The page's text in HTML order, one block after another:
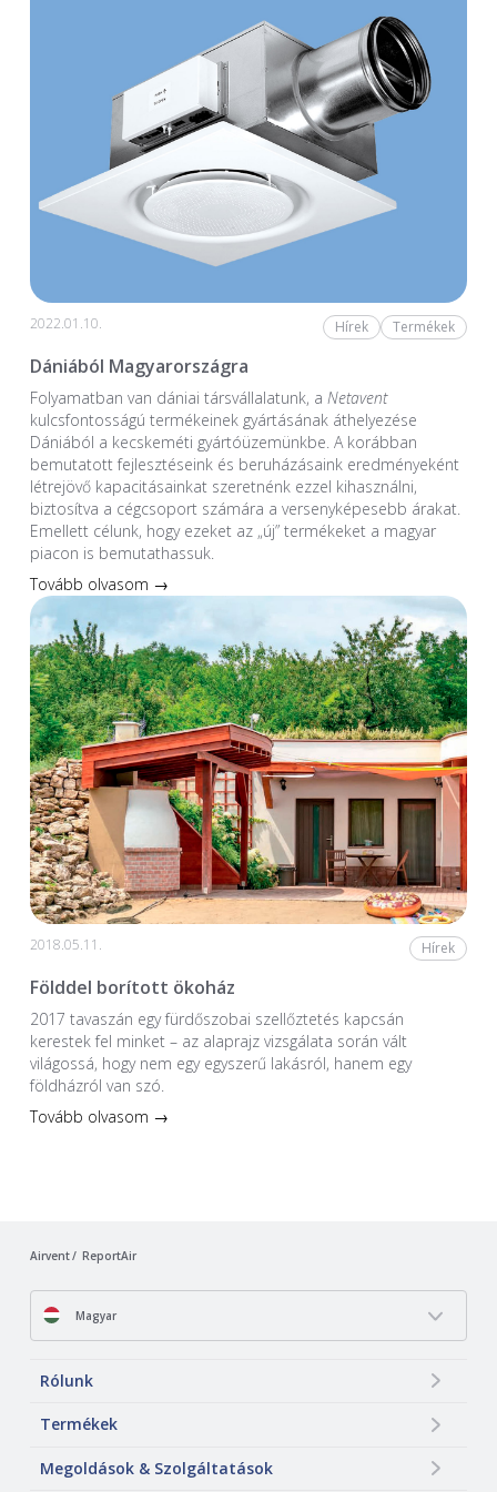
2022.01.10. Hírek Termékek
Dániából Magyarországra
Folyamatban van dániai társvállalatunk, a Netavent
kulcsfontosságú termékeinek gyártásának áthelyezése
Dániából a kecskeméti gyártóüzemünkbe. A korábban
bemutatott fejlesztéseink és beruházásaink eredményeként
létrejövő kapacitásainkat szeretnénk ezzel kihasználni,
biztosítva a cégcsoport számára a versenyképesebb árakat.
Emellett célunk, hogy ezeket az „új” termékeket a magyar
piacon is bemutathassuk.
Tovább olvasom →
2018.05.11. Hírek
Földdel borított ökoház
2017 tavaszán egy fürdőszobai szellőztetés kapcsán
kerestek fel minket – az alaprajz vizsgálata során vált
világossá, hogy nem egy egyszerű lakásról, hanem egy
földházról van szó.
Tovább olvasom →
Airvent ReportAir
Magyar
Rólunk
Termékek
Megoldások & Szolgáltatások